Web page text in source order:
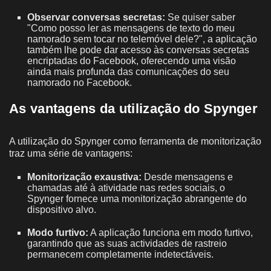
Observar conversas secretas: Se quiser saber
"Como posso ler as mensagens de texto do meu
namorado sem tocar no telemóvel dele?", a aplicação
também lhe pode dar acesso às conversas secretas
encriptadas do Facebook, oferecendo uma visão
ainda mais profunda das comunicações do seu
namorado no Facebook.
As vantagens da utilização do Spynger
A utilização do Spynger como ferramenta de monitorização
traz uma série de vantagens:
Monitorização exaustiva: Desde mensagens e
chamadas até à atividade nas redes sociais, o
Spynger fornece uma monitorização abrangente do
dispositivo alvo.
Modo furtivo: A aplicação funciona em modo furtivo,
garantindo que as suas actividades de rastreio
permanecem completamente indetectáveis.